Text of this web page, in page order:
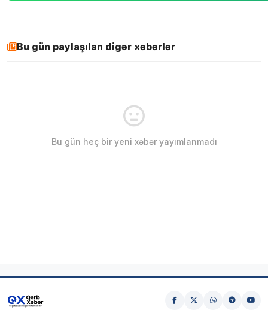
Bu gün paylaşılan digər xəbərlər
Bu gün heç bir yeni xəbər yayımlanmadı